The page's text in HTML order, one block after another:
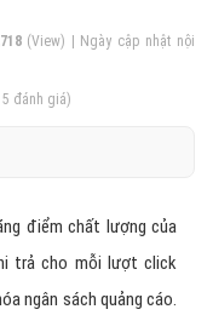
(View) | Ngày cập nhật nội
5 đánh giá)
điểm chất lượng của
trả cho mỗi lượt click
ngân sách quảng cáo.